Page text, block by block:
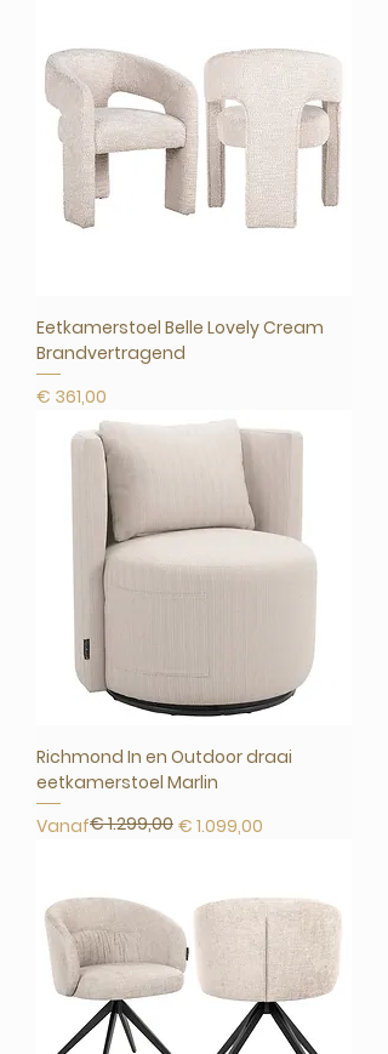
Eetkamerstoel Belle Lovely Cream
Brandvertragend
Prijs
€ 361,00
Richmond In en Outdoor draai
eetkamerstoel Marlin
Vanaf
Normale prijs
€ 1.299,00 € 1.099,00
Verkoopprijs